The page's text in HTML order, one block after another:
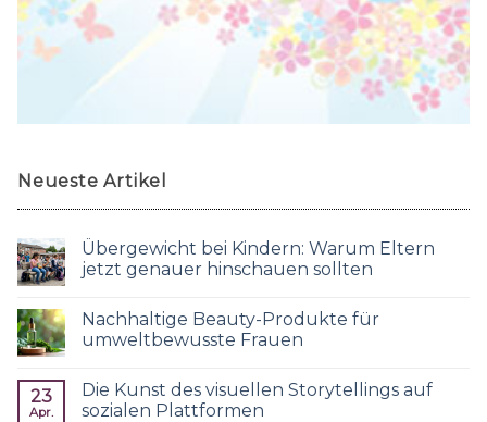
Neueste Artikel
Übergewicht bei Kindern: Warum Eltern
jetzt genauer hinschauen sollten
Nachhaltige Beauty-Produkte für
umweltbewusste Frauen
23
Apr.
Die Kunst des visuellen Storytellings auf
sozialen Plattformen